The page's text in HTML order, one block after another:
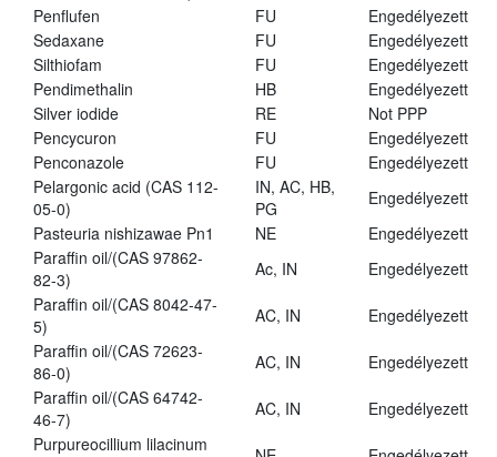
Penflufen
FU
Engedélyezett
Sedaxane
FU
Engedélyezett
Silthiofam
FU
Engedélyezett
Pendimethalin
HB
Engedélyezett
Silver iodide
RE
Not PPP
Pencycuron
FU
Engedélyezett
Penconazole
FU
Engedélyezett
Pelargonic acid (CAS 112-
05-0)
IN, AC, HB,
PG
Engedélyezett
Pasteuria nishizawae Pn1
NE
Engedélyezett
Paraffin oil/(CAS 97862-
82-3)
Ac, IN
Engedélyezett
Paraffin oil/(CAS 8042-47-
5)
AC, IN
Engedélyezett
Paraffin oil/(CAS 72623-
86-0)
AC, IN
Engedélyezett
Paraffin oil/(CAS 64742-
46-7)
AC, IN
Engedélyezett
Purpureocillium lilacinum